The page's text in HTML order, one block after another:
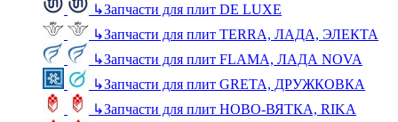
↳Запчасти для плит DE LUXE
↳Запчасти для плит TERRA, ЛАДА, ЭЛЕКТА
↳Запчасти для плит FLAMA, ЛАДА NOVA
↳Запчасти для плит GRETA, ДРУЖКОВКА
↳Запчасти для плит НОВО-ВЯТКА, RIKA